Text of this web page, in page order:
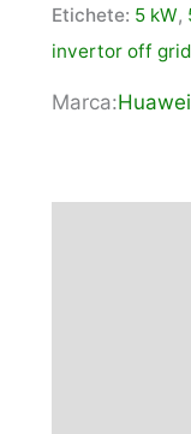
Etichete: 5 kW,
invertor off grid
Marca:Huawei